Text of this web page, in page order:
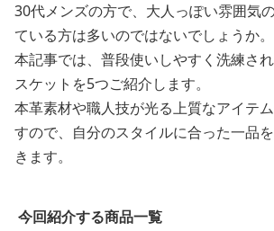
30代メンズの方で、大人っぽい雰囲気
ている方は多いのではないでしょうか。
本記事では、普段使いしやすく洗練さ
スケットを5つご紹介します。
本革素材や職人技が光る上質なアイテ
すので、自分のスタイルに合った一品
きます。
今回紹介する商品一覧